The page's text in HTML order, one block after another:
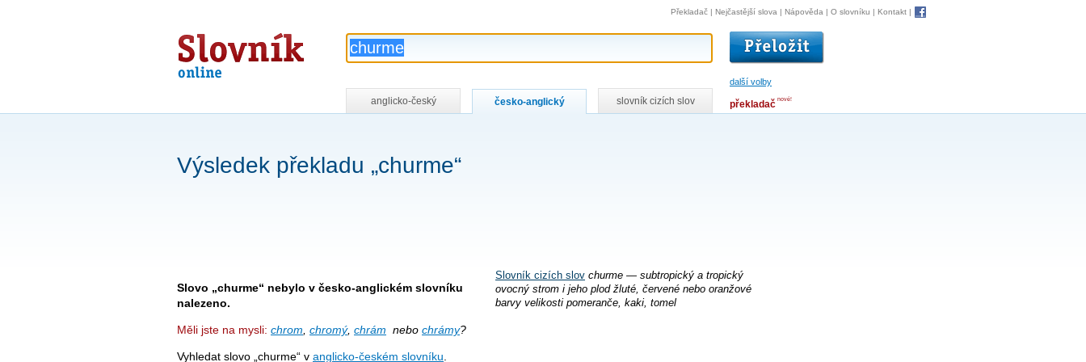
Slovník
online
další volby
Překladač | Nejčastější slova | Nápověda | O slovníku | Kontakt |
anglicko-český česko-anglický slovník cizích slov překladač nové!
Výsledek překladu „churme“
Slovník cizích slov churme — subtropický a tropický
ovocný strom i jeho plod žluté, červené nebo oranžové
barvy velikosti pomeranče, kaki, tomel
Slovo „churme“ nebylo v česko-anglickém slovníku
nalezeno.
Měli jste na mysli: chrom chromý, chrám nebo chrámy?
Vyhledat slovo „churme“ v anglicko-českém slovníku